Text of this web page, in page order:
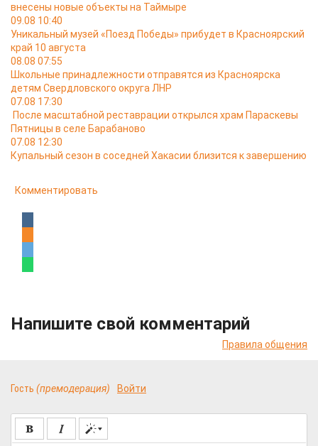
внесены новые объекты на Таймыре
09.08 10:40
Уникальный музей «Поезд Победы» прибудет в Красноярский
край 10 августа
08.08 07:55
Школьные принадлежности отправятся из Красноярска
детям Свердловского округа ЛНР
07.08 17:30
После масштабной реставрации открылся храм Параскевы
Пятницы в селе Барабаново
07.08 12:30
Купальный сезон в соседней Хакасии близится к завершению
Комментировать
Напишите свой комментарий
Правила общения
Гость (премодерация) Войти